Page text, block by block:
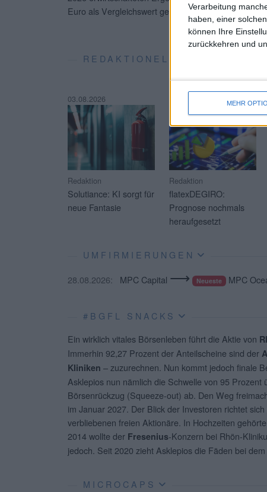
Verarbeitung
haben, einer
können Ihre
zurückkehren und
MEHR
Euro als Vergleichswert gegenüber....
REDAKTIONELLE SOFT-
03.08.2026
Redaktion
Solutiance: KI sorgt für
neue Fantasie
Redaktion
flatexDEGIRO:
Prognose nochmals
heraufgesetzt
UMFIRMIERUNGEN
28.08.2026:
MPC Capital ⟶ Neueste MPC
#BGFL SNACKS
Ein wirklich vitales Börsenleben führt die Aktie von
Immerhin 92,27 Prozent der Anteilscheine sind der
Kliniken – zuzurechnen. Nun kommt jedoch finale
Asklepios nun nämlich die Schwelle von 95
Börsenrückzug (Squeeze-out) ab. Den Weg
im Januar 2027. Der Blick der Investoren richtet
verbliebenen freien Aktionäre. In Hochzeiten
2014 wollte der Fresenius-Konzern bei Rhön-
jedoch. Seit 2020 zieht Asklepios die Fäden bei
MICROCAPS